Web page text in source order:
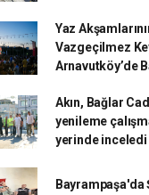
Yaz
Vazgeçilmez
Arnavutköy’de
Akın, Bağlar
yenileme
yerinde inceledi
Bayrampaşa'da